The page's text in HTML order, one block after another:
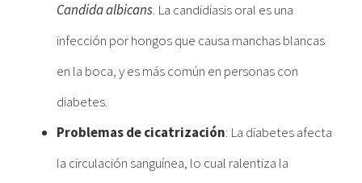
Candida albicans. La candidiasis oral es una
infección por hongos que causa manchas blancas
en la boca, y es más común en personas con
diabetes.
Problemas de cicatrización: La diabetes afecta
la circulación sanguínea, lo cual ralentiza la